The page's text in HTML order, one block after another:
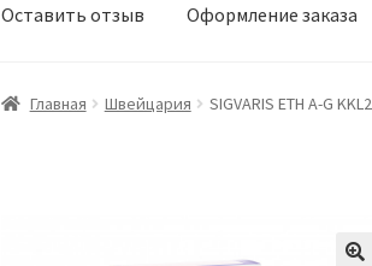
Оставить отзыв Оформление заказа
Главная Виды доставки Заказать товары
Главная Швейцария SIGVARIS ETH A-G